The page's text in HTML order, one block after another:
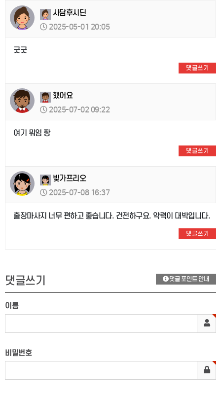
사담후시딘
2025-05-01 20:05
굿굿
댓글쓰기
했어요
2025-07-02 09:22
여기 뭐임 짱
댓글쓰기
빚가프리오
2025-07-08 16:37
출장마사지 너무 편하고 좋습니다. 건전하구요. 악력이 대박입니다.
댓글쓰기
댓글쓰기 댓글 포인트 안내
이름
비밀번호